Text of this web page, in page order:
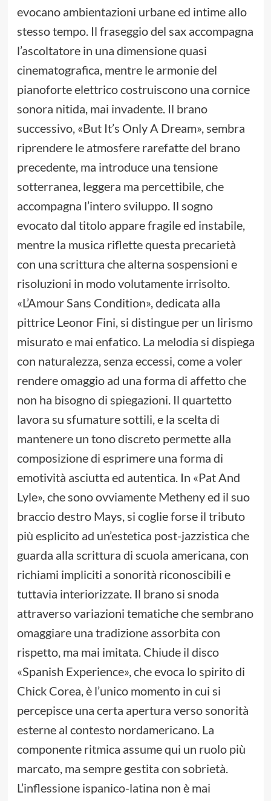
evocano ambientazioni urbane ed intime allo
stesso tempo. Il fraseggio del sax accompagna
l’ascoltatore in una dimensione quasi
cinematografica, mentre le armonie del
pianoforte elettrico costruiscono una cornice
sonora nitida, mai invadente. Il brano
successivo, «But It’s Only A Dream», sembra
riprendere le atmosfere rarefatte del brano
precedente, ma introduce una tensione
sotterranea, leggera ma percettibile, che
accompagna l’intero sviluppo. Il sogno
evocato dal titolo appare fragile ed instabile,
mentre la musica riflette questa precarietà
con una scrittura che alterna sospensioni e
risoluzioni in modo volutamente irrisolto.
«L’Amour Sans Condition», dedicata alla
pittrice Leonor Fini, si distingue per un lirismo
misurato e mai enfatico. La melodia si dispiega
con naturalezza, senza eccessi, come a voler
rendere omaggio ad una forma di affetto che
non ha bisogno di spiegazioni. Il quartetto
lavora su sfumature sottili, e la scelta di
mantenere un tono discreto permette alla
composizione di esprimere una forma di
emotività asciutta ed autentica. In «Pat And
Lyle», che sono ovviamente Metheny ed il suo
braccio destro Mays, si coglie forse il tributo
più esplicito ad un’estetica post-jazzistica che
guarda alla scrittura di scuola americana, con
richiami impliciti a sonorità riconoscibili e
tuttavia interiorizzate. Il brano si snoda
attraverso variazioni tematiche che sembrano
omaggiare una tradizione assorbita con
rispetto, ma mai imitata. Chiude il disco
«Spanish Experience», che evoca lo spirito di
Chick Corea, è l’unico momento in cui si
percepisce una certa apertura verso sonorità
esterne al contesto nordamericano. La
componente ritmica assume qui un ruolo più
marcato, ma sempre gestita con sobrietà.
L’inflessione ispanico-latina non è mai